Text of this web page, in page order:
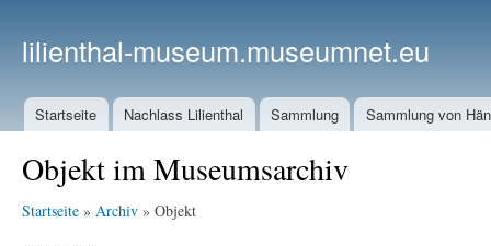
lilienthal-museum.museumnet.eu
Startseite Nachlass Lilienthal Sammlung Sammlung von
Objekt im Museumsarchiv
Startseite » Archiv » Objekt